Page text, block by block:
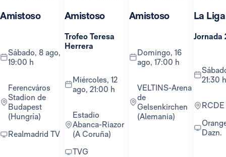
Amistoso
sábado, 8 ago,
19:00 h
Ferencváros
Stadion de
Budapest
(Hungría)
Realmadrid TV
Amistoso
Trofeo Teresa
Herrera
miércoles, 12
ago, 21:00 h
Estadio
Abanca-Riazor
(A Coruña)
TVG
Amistoso
domingo, 16
ago, 17:00 h
VELTINS-Arena
de
Gelsenkirchen
(Alemania)
La Liga
Jornada
sábado, 22 ago,
21:30 h
Orange TV y
Dazn.